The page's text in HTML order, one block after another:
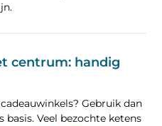
centrum: handig
Gebruik dan
basis. Veel bezochte ketens